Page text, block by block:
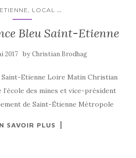
LOCAL ...
Bleu Saint-Etienne
2017 byChristian Brodhag
Saint-Etienne Loire Matin Christian
des mines et vice-président
de Saint-Étienne Métropole
SAVOIR PLUS